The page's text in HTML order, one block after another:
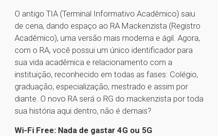
O antigo TIA (Terminal Informativo Acadêmico) saiu
de cena, dando espaço ao RA Mackenzista (Registro
Acadêmico), uma versão mais moderna e ágil. Agora,
com o RA, você possui um único identificador para
sua vida acadêmica e relacionamento com a
instituição, reconhecido em todas as fases: Colégio,
graduação, especialização, mestrado e assim por
diante. O novo RA será o RG do mackenzista por toda
sua história aqui dentro, não é demais?
Wi-Fi Free: Nada de gastar 4G ou 5G